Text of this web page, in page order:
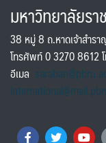
มหาวิทยาลัยร
38 หมู่ 8 ถ.หาดเจ้าสำร
โทรศัพท์ 0 3270 8612
อีเมล